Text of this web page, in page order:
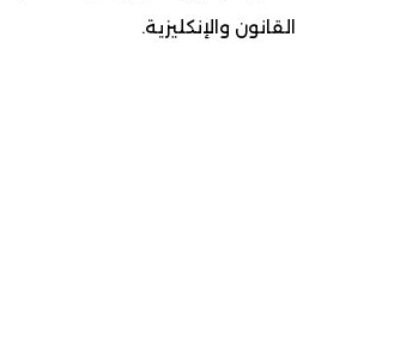
القانون والإنكليزية.